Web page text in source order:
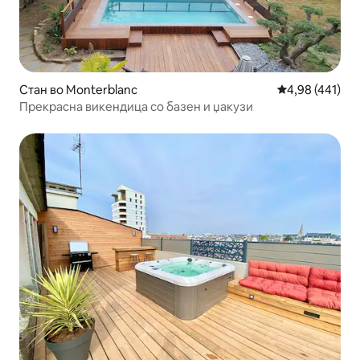
Стан во Monterblanc Просечна
4,98 (441)
Прекрасна викендица со базен и џакузи